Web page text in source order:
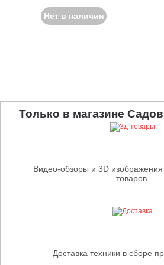
Нет в наличии
Только в магазине
Видео-обзоры и 3D
товаров.
Доставка техники в сборе